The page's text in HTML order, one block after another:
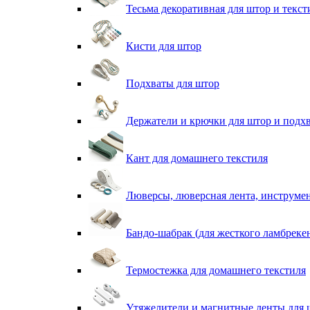
Тесьма декоративная для штор и
Кисти для штор
Подхваты для штор
Держатели и крючки для штор и
Кант для домашнего текстиля
Люверсы, люверсная лента,
Бандо-шабрак (для жесткого
Термостежка для домашнего текстиля
Утяжелители и магнитные ленты для